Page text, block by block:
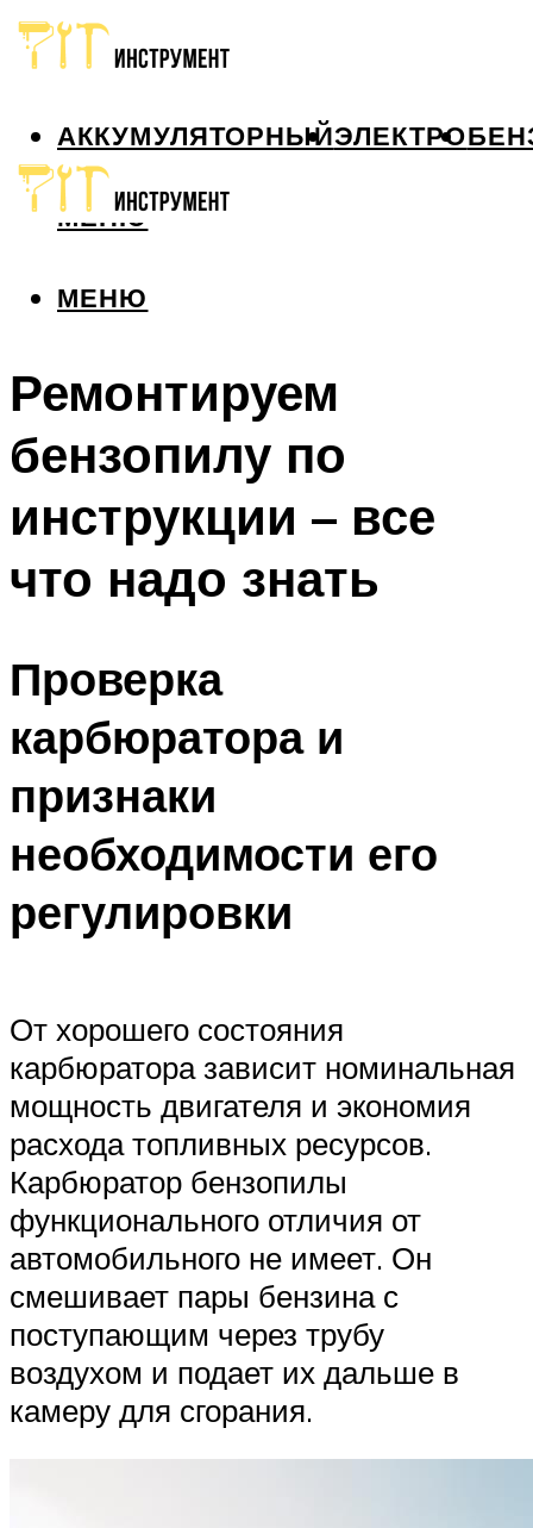
АККУМУЛЯТОРНЫЙЭЛЕКТРО
МЕНЮ
МЕНЮ
Ремонтируем
бензопилу по
инструкции – все
что надо знать
Проверка
карбюратора и
признаки
необходимости его
регулировки
От хорошего состояния
карбюратора зависит номинальная
мощность двигателя и экономия
расхода топливных ресурсов.
Карбюратор бензопилы
функционального отличия от
автомобильного не имеет. Он
смешивает пары бензина с
поступающим через трубу
воздухом и подает их дальше в
камеру для сгорания.